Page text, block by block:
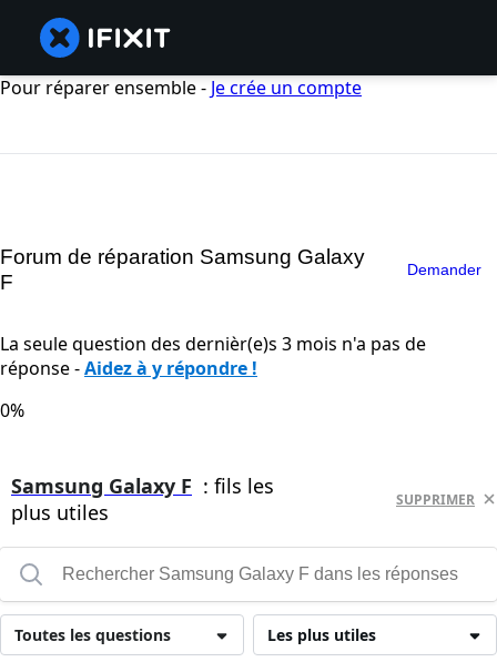
Pour réparer ensemble - Je crée un compte
Forum de réparation Samsung Galaxy
F
Demander
La seule question des dernièr(e)s 3 mois n'a pas de
réponse -Aidez à y répondre !
0%
Samsung Galaxy F : fils les
plus utiles
SUPPRIMER
Les plus utiles
Toutes les questions